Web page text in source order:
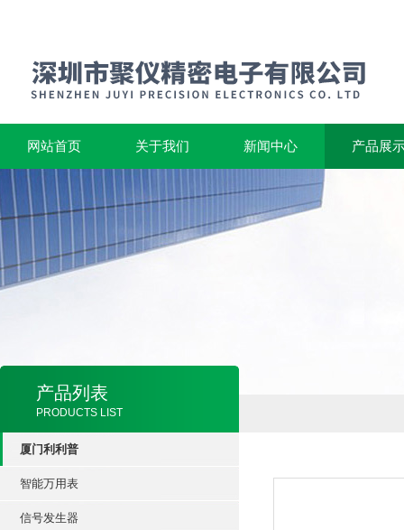
网站首页 关于我们 新闻中心 产品展
产品列表
PRODUCTS LIST
厦门利利普
智能万用表
信号发生器